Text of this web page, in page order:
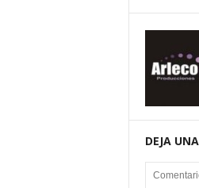
DEJA